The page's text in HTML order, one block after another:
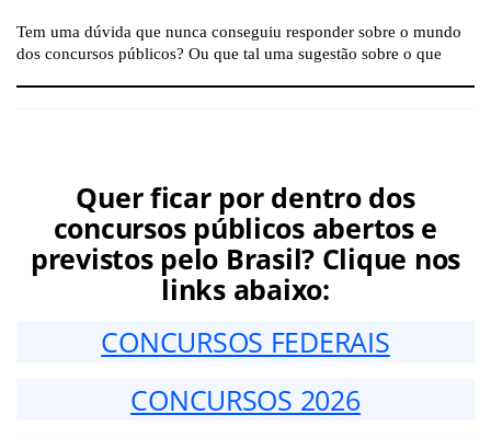
Quer ficar por dentro dos
concursos públicos abertos e
previstos pelo Brasil? Clique nos
links abaixo:
CONCURSOS FEDERAIS
CONCURSOS 2026